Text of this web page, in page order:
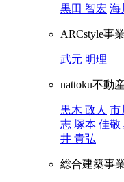
黒田 智宏 海
ARCstyle事
武元 明理
nattoku不動
黒木 政人 市
志 塚本 佳敬
井 貴弘
総合建築事